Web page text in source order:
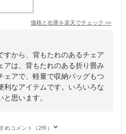
価格と在庫を楽天でチェック >>
すから、背もたれのあるチェア
アは、背もたれのある折り畳み
ェアで、軽量で収納バッグもつ
利なアイテムです。いろいろな
思います。
めコメント（2件）